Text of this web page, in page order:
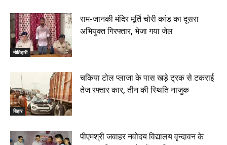
बेतिया में सगे भाई ने मां के साथ मिलकर की भाई की हत्या, शव
जलाया, दोनों गिरफ्तार, 14 June 2026
00:12
मोतिहारी। NDA सरकार, 12 साल विश्वास के, मीडिया संवाद में
सांसद रधामोहन सिंह, 13 June 2026
02:19
मोतिहारी
राम-जानकी मंदिर मूर्ति चोरी कांड का दूसरा
अभियुक्त गिरफ्तार, भेजा गया जेल
बिहार
चकिया टोल प्लाजा के पास खड़े ट्रक से टकराई
तेज रफ्तार कार, तीन की स्थिति नाजुक
पीएमश्री जवाहर नवोदय विद्यालय वृन्दावन के